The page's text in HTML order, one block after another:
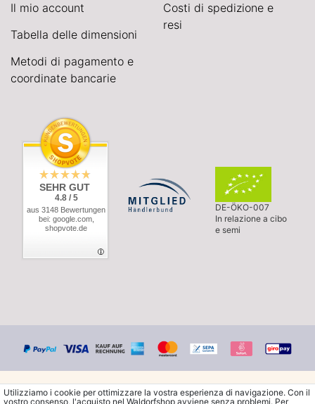
Il mio account
Tabella delle dimensioni
Metodi di pagamento e
coordinate bancarie
Costi di spedizione e
resi
SEHR GUT
4.8 / 5
aus 3148 Bewertungen
bei: google.com,
shopvote.de
DE-ÖKO-007
In relazione a cibo
e semi
Utilizziamo i cookie per ottimizzare la vostra esperienza di navigazione. Con il
vostro consenso, l'acquisto nel Waldorfshop avviene senza problemi. Per